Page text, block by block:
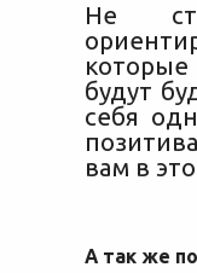
Не
будут
себя
вам в
А так же